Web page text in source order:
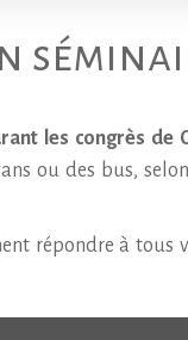
les congrès de
ou des bus,
répondre à tous